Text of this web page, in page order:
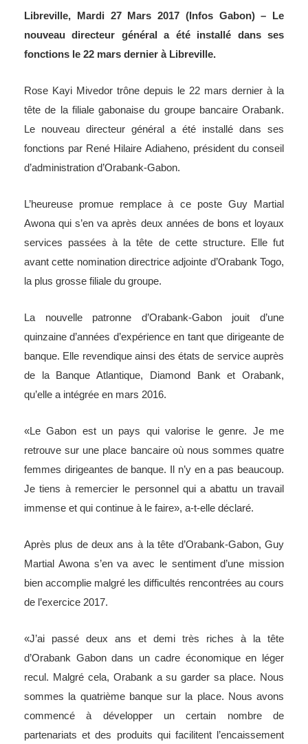
Libreville, Mardi 27 Mars 2017 (Infos Gabon) – Le
nouveau directeur général a été installé dans ses
fonctions le 22 mars dernier à Libreville.
Rose Kayi Mivedor trône depuis le 22 mars dernier à la
tête de la filiale gabonaise du groupe bancaire Orabank.
Le nouveau directeur général a été installé dans ses
fonctions par René Hilaire Adiaheno, président du conseil
d’administration d’Orabank-Gabon.
L’heureuse promue remplace à ce poste Guy Martial
Awona qui s’en va après deux années de bons et loyaux
services passées à la tête de cette structure. Elle fut
avant cette nomination directrice adjointe d’Orabank Togo,
la plus grosse filiale du groupe.
La nouvelle patronne d’Orabank-Gabon jouit d’une
quinzaine d’années d’expérience en tant que dirigeante de
banque. Elle revendique ainsi des états de service auprès
de la Banque Atlantique, Diamond Bank et Orabank,
qu’elle a intégrée en mars 2016.
«Le Gabon est un pays qui valorise le genre. Je me
retrouve sur une place bancaire où nous sommes quatre
femmes dirigeantes de banque. Il n’y en a pas beaucoup.
Je tiens à remercier le personnel qui a abattu un travail
immense et qui continue à le faire», a-t-elle déclaré.
Après plus de deux ans à la tête d’Orabank-Gabon, Guy
Martial Awona s’en va avec le sentiment d’une mission
bien accomplie malgré les difficultés rencontrées au cours
de l’exercice 2017.
«J’ai passé deux ans et demi très riches à la tête
d’Orabank Gabon dans un cadre économique en léger
recul. Malgré cela, Orabank a su garder sa place. Nous
sommes la quatrième banque sur la place. Nous avons
commencé à développer un certain nombre de
partenariats et des produits qui facilitent l’encaissement